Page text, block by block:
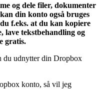
og dele filer, dokumenter
din konto også bruges
f.eks. at du kan kopiere
lave tekstbehandling og
gratis.
du udnytter din Dropbox
konto, så vil jeg